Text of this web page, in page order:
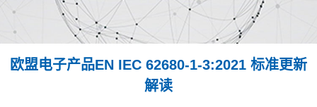
欧盟电子产品EN IEC 62680-1-3:2021 标准更新
解读